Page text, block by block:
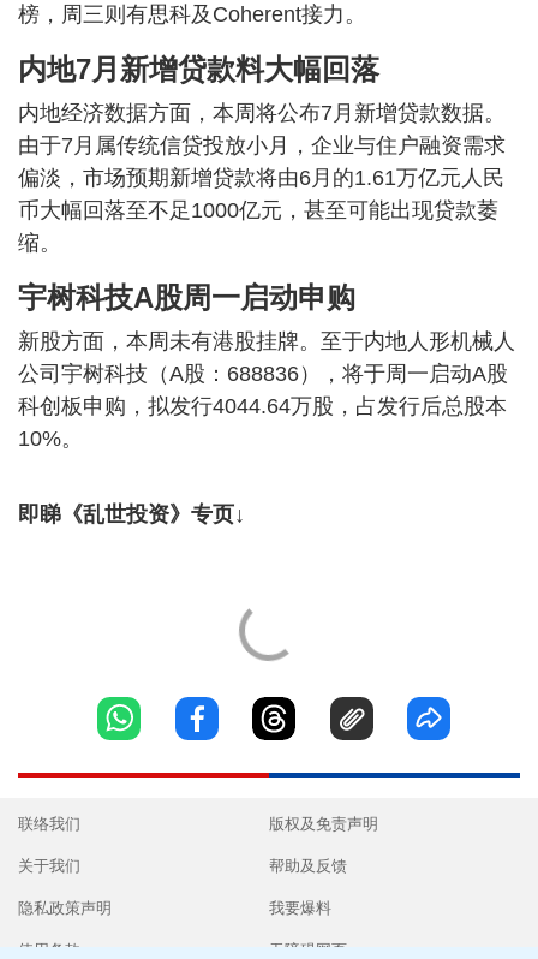
榜，周三则有思科及Coherent接力。
内地7月新增贷款料大幅回落
内地经济数据方面，本周将公布7月新增贷款数据。
由于7月属传统信贷投放小月，企业与住户融资需求
偏淡，市场预期新增贷款将由6月的1.61万亿元人民
币大幅回落至不足1000亿元，甚至可能出现贷款萎
缩。
宇树科技A股周一启动申购
新股方面，本周未有港股挂牌。至于内地人形机械人
公司宇树科技（A股：688836），将于周一启动A股
科创板申购，拟发行4044.64万股，占发行后总股本
10%。
即睇《乱世投资》专页↓
联络我们
关于我们
隐私政策声明
使用条款
版权及免责声明
帮助及反馈
我要爆料
无障碍网页